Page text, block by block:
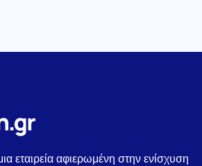
εταιρεία αφιερωμένη στην ενίσχυση